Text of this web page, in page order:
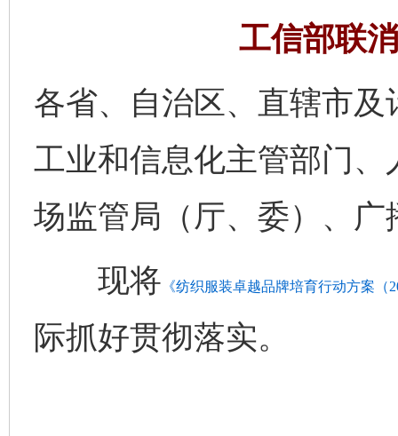
工信部联
各省、自治区、直辖市
工业和信息化主管部门
场监管局（厅、委）、
现将 《纺织服装卓越品牌培育行动方案（
际抓好贯彻落实。